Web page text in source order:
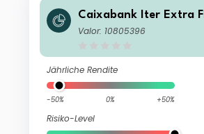
Caixabank Iter Extra FI
Valor: 10805396
Jährliche Rendite
-50% 0% +50%
Risiko-Level